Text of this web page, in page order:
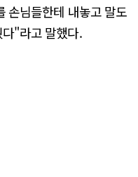
손님들한테 내놓고 말도
"라고 말했다.